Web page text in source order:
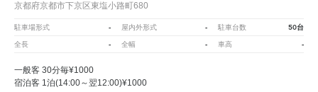
京都府京都市下京区東塩小路町680
駐車場形式 - 屋内外形式 - 駐車台数 50台
全長 - 全幅 - 車高 -
一般客 30分毎¥1000
宿泊客 1泊(14:00～翌12:00)¥1000